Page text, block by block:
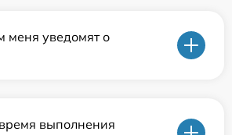
меня уведомят о
выполнения